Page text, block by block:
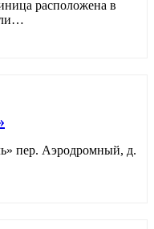
расположена в
…
пер. Аэродромный, д.